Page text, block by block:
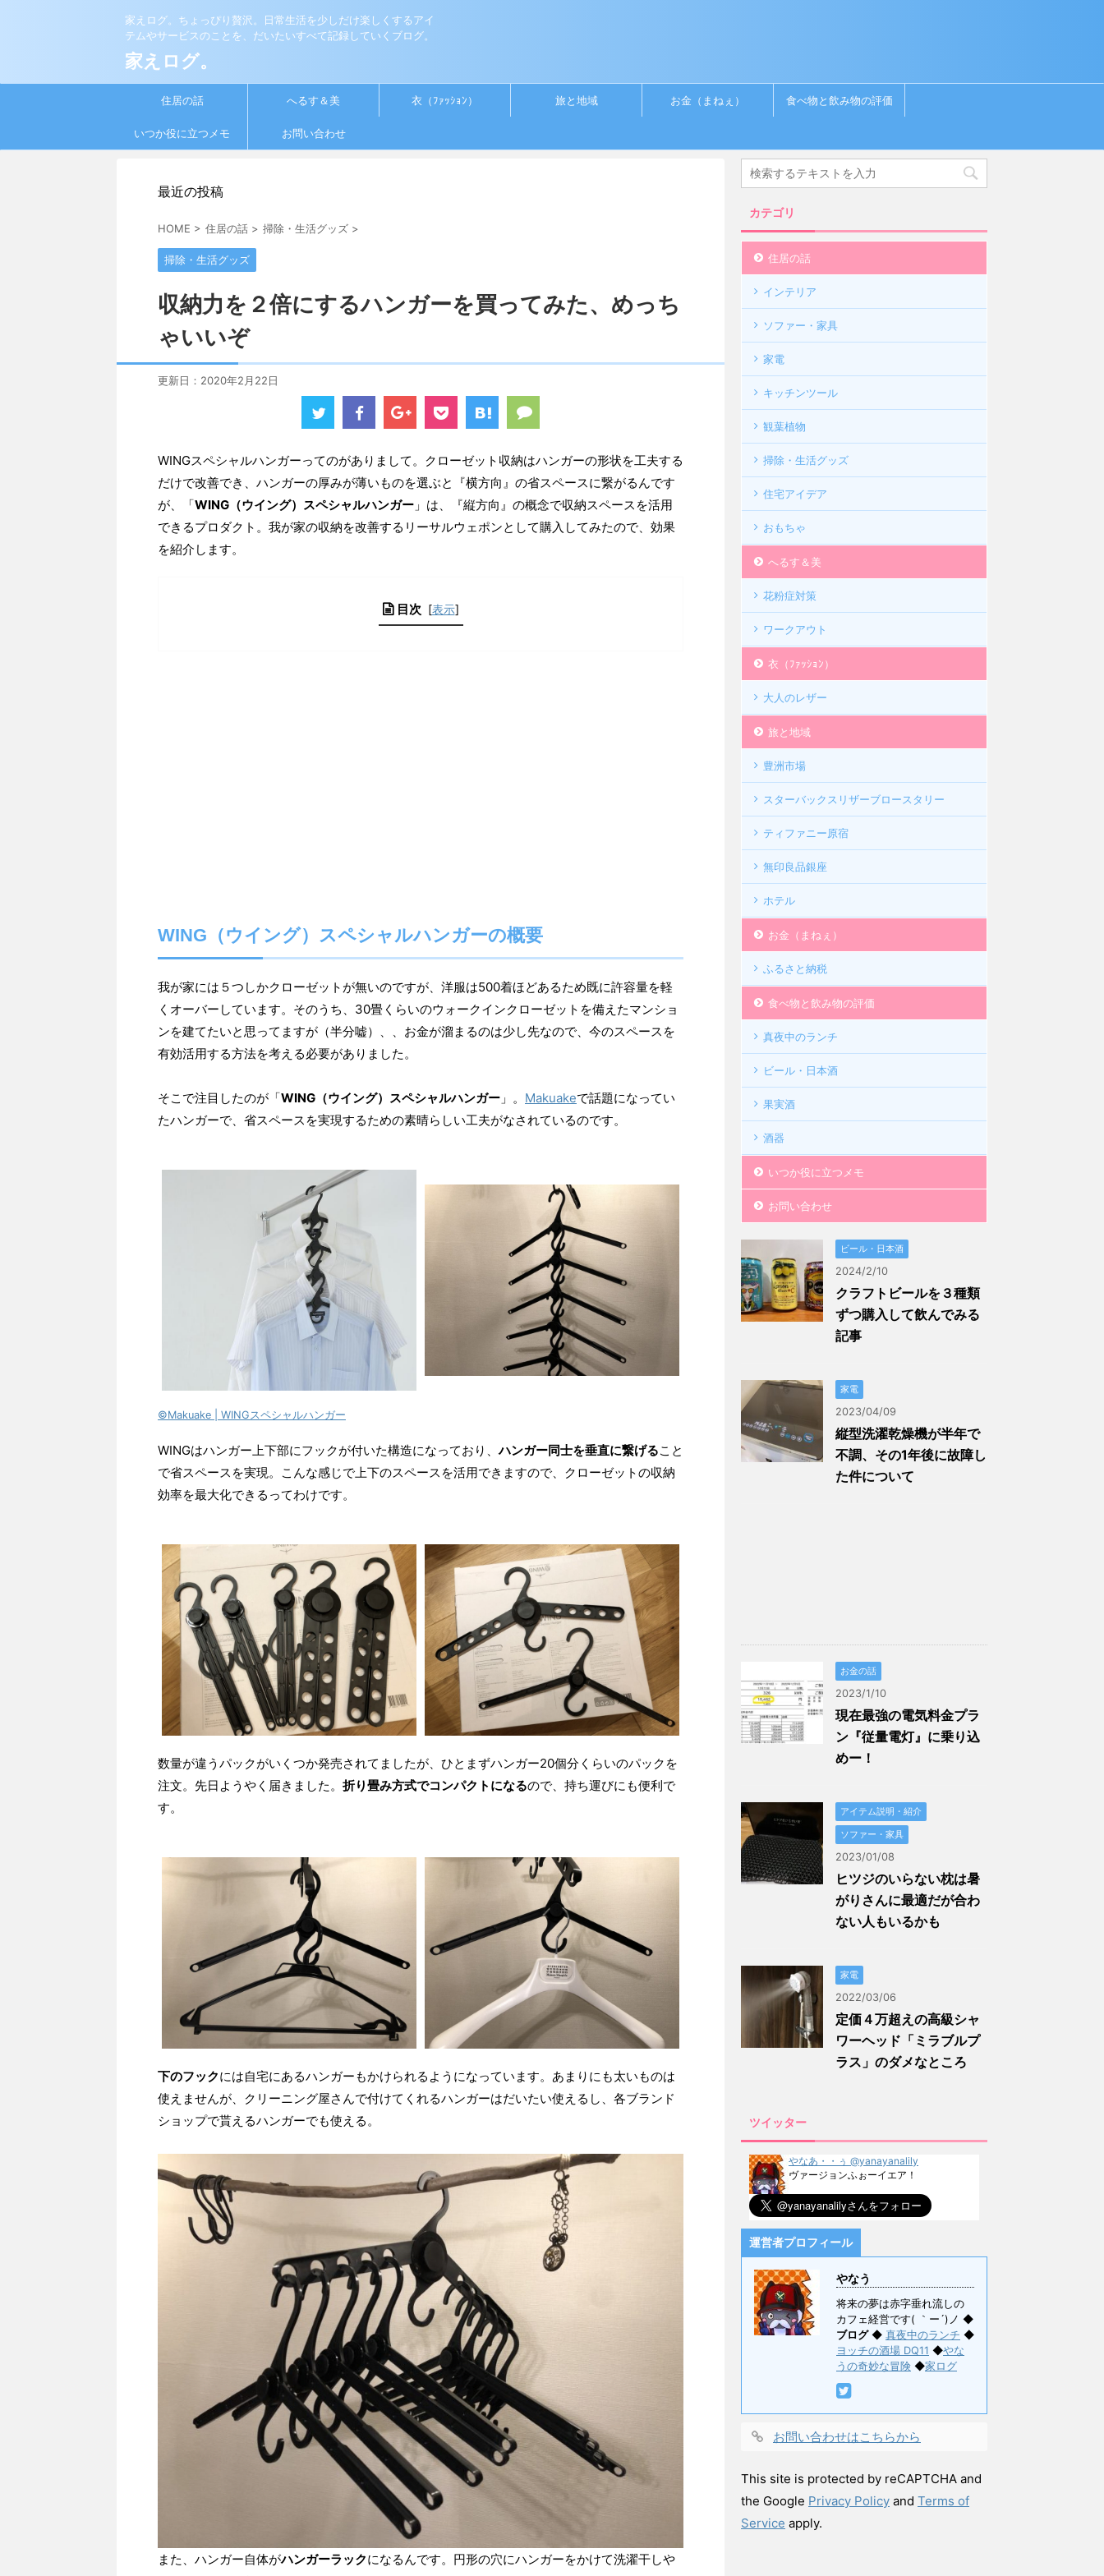
家えログ。ちょっぴり贅沢。日常生活を少しだけ楽しくするアイ
テムやサービスのことを、だいたいすべて記録していくブログ。
家えログ。
住居の話 へるす＆美 衣（ﾌｧｯｼｮﾝ） 旅と地域 お金（まねぇ） 食べ物と飲み物の評価
いつか役に立つメモ お問い合わせ
最近の投稿
HOME > 住居の話 > 掃除・生活グッズ >
掃除・生活グッズ
収納力を２倍にするハンガーを買ってみた、めっち
ゃいいぞ
更新日： 2020年2月22日
WINGスペシャルハンガーってのがありまして。クローゼット収納はハンガーの形状を工夫する
だけで改善でき、ハンガーの厚みが薄いものを選ぶと『横方向』の省スペースに繋がるんです
が、「WING（ウイング）スペシャルハンガー 」は、『縦方向』の概念で収納スペースを活用
できるプロダクト。我が家の収納を改善するリーサルウェポンとして購入してみたので、効果
を紹介します。
目次 [表示]
WING（ウイング）スペシャルハンガーの概要
我が家には５つしかクローゼットが無いのですが、洋服は500着ほどあるため既に許容量を軽
くオーバーしています。そのうち、30畳くらいのウォークインクローゼットを備えたマンショ
ンを建てたいと思ってますが（半分嘘）、、お金が溜まるのは少し先なので、今のスペースを
有効活用する方法を考える必要がありました。
そこで注目したのが「WING（ウイング）スペシャルハンガー 」。 Makuakeで話題になってい
たハンガーで、省スペースを実現するための素晴らしい工夫がなされているのです。
©Makuake | WINGスペシャルハンガー
WINGはハンガー上下部にフックが付いた構造になっており、ハンガー同士を垂直に繋げること
で省スペースを実現。こんな感じで上下のスペースを活用できますので、クローゼットの収納
効率を最大化できるってわけです。
数量が違うパックがいくつか発売されてましたが、ひとまずハンガー20個分くらいのパックを
注文。先日ようやく届きました。 折り畳み方式でコンパクトになるので、持ち運びにも便利で
す。
下のフックには自宅にあるハンガーもかけられるようになっています。あまりにも太いものは
使えませんが、クリーニング屋さんで付けてくれるハンガーはだいたい使えるし、各ブランド
ショップで貰えるハンガーでも使える。
また、ハンガー自体がハンガーラックになるんです。円形の穴にハンガーをかけて洗濯干しや
カテゴリ
住居の話
インテリア
ソファー・家具
家電
キッチンツール
観葉植物
掃除・生活グッズ
住宅アイデア
おもちゃ
へるす＆美
花粉症対策
ワークアウト
衣（ﾌｧｯｼｮﾝ）
大人のレザー
旅と地域
豊洲市場
スターバックスリザーブロースタリー
ティファニー原宿
無印良品銀座
ホテル
お金（まねぇ）
ふるさと納税
食べ物と飲み物の評価
真夜中のランチ
ビール・日本酒
果実酒
酒器
いつか役に立つメモ
お問い合わせ
ビール・日本酒
2024/2/10
クラフトビールを３種類
ずつ購入して飲んでみる
記事
家電
2023/04/09
縦型洗濯乾燥機が半年で
不調、その1年後に故障し
た件について
お金の話
2023/1/10
現在最強の電気料金プラ
ン『従量電灯』に乗り込
めー！
アイテム説明・紹介
ソファー・家具
2023/01/08
ヒツジのいらない枕は暑
がりさんに最適だが合わ
ない人もいるかも
家電
2022/03/06
定価４万超えの高級シャ
ワーヘッド「ミラブルプ
ラス」のダメなところ
ツイッター
やなあ・・ぅ @yanayanalily
ヴァージョンふぉーイエア！
運営者プロフィール
やなう
将来の夢は赤字垂れ流しの
カフェ経営です( ｀ー´)ノ ◆
ブログ◆ 真夜中のランチ ◆
ヨッチの酒場 DQ11 ◆やな
うの奇妙な冒険 ◆家ログ
お問い合わせはこちらから
This site is protected by reCAPTCHA and
the Google Privacy Policy and Terms of
Service apply.